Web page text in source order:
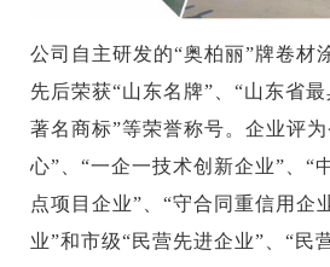
公司自主研发的“奥柏丽”牌卷材
先后荣获“山东名牌”、“山东省
著名商标”等荣誉称号。企业评
心”、“一企一技术创新企业”、“
点项目企业”、“守合同重信用企
业”和市级“民营先进企业”、“民